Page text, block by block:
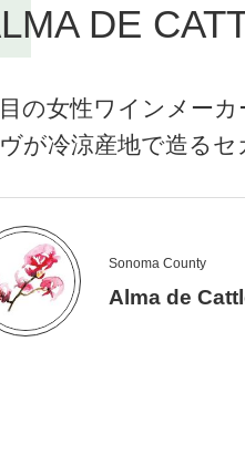
DE
の女性ワインメー
が冷涼産地で造る
Sonoma County
Alma de